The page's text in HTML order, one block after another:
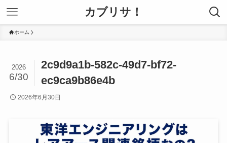
カブリサ！
ホーム
2c9d9a1b-582c-49d7-bf72-
ec9ca9b86e4b
2026
6/30
2026年6月30日